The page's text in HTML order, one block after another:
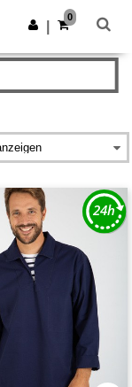
App holen
0